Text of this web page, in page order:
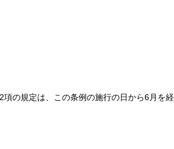
の規定は、この条例の施行の日から6月を